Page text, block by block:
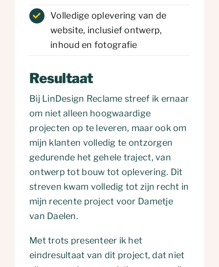
Volledige oplevering van de
website, inclusief ontwerp,
inhoud en fotografie
Resultaat
Bij LinDesign Reclame streef ik ernaar
om niet alleen hoogwaardige
projecten op te leveren, maar ook om
mijn klanten volledig te ontzorgen
gedurende het gehele traject, van
ontwerp tot bouw tot oplevering. Dit
streven kwam volledig tot zijn recht in
mijn recente project voor Dametje
van Daelen.
Met trots presenteer ik het
eindresultaat van dit project, dat niet